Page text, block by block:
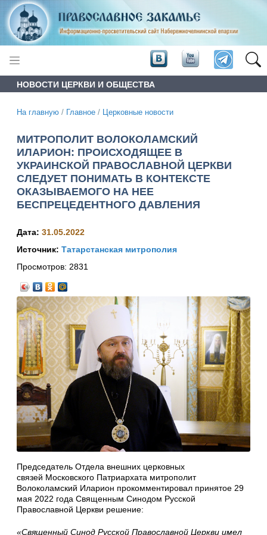
НОВОСТИ ЦЕРКВИ И ОБЩЕСТВА
На главную / Главное / Церковные новости
МИТРОПОЛИТ ВОЛОКОЛАМСКИЙ
ИЛАРИОН: ПРОИСХОДЯЩЕЕ В
УКРАИНСКОЙ ПРАВОСЛАВНОЙ ЦЕРКВИ
СЛЕДУЕТ ПОНИМАТЬ В КОНТЕКСТЕ
ОКАЗЫВАЕМОГО НА НЕЕ
БЕСПРЕЦЕДЕНТНОГО ДАВЛЕНИЯ
Дата: 31.05.2022
Источник: Татарстанская митрополия
Просмотров: 2831
Председатель Отдела внешних церковных
связей Московского Патриархата митрополит
Волоколамский Иларион прокомментировал принятое 29
мая 2022 года Священным Синодом Русской
Православной Церкви решение:
«Священный Синод Русской Православной Церкви имел